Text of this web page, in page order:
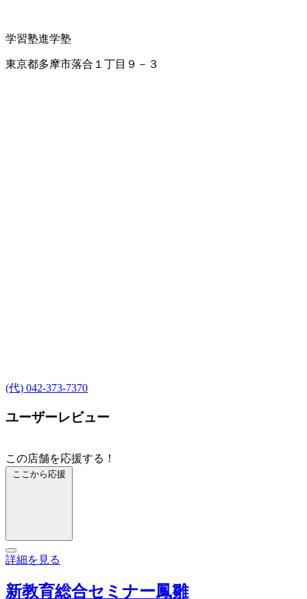
学習塾進学塾
東京都多摩市落合１丁目９－３
(代) 042-373-7370
ユーザーレビュー
この店舗を応援する！
ここから応援
詳細を見る
新教育総合セミナー鳳雛